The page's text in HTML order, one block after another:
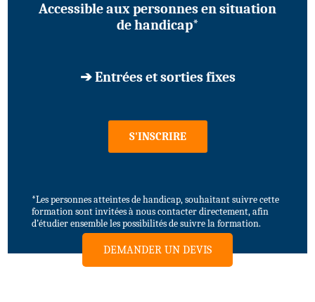
Accessible aux personnes en situation
de handicap*
➔ Entrées et sorties fixes
S'INSCRIRE
*Les personnes atteintes de handicap, souhaitant suivre cette
formation sont invitées à nous contacter directement, afin
d’étudier ensemble les possibilités de suivre la formation.
DEMANDER UN DEVIS